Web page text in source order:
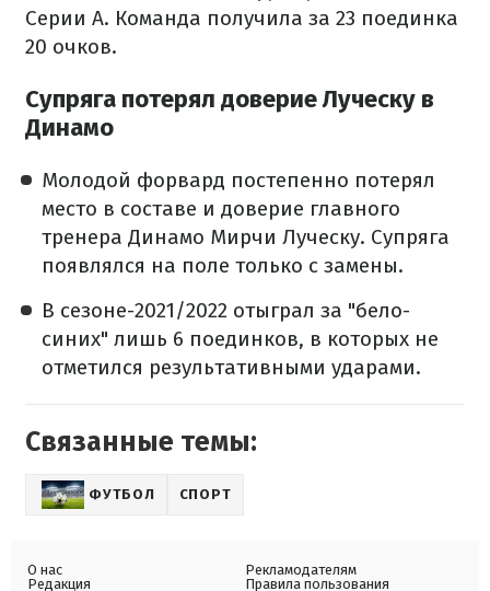
Серии А. Команда получила за 23 поединка
20 очков.
Супряга потерял доверие Луческу в
Динамо
Молодой форвард постепенно потерял
место в составе и доверие главного
тренера Динамо Мирчи Луческу. Супряга
появлялся на поле только с замены.
В сезоне-2021/2022 отыграл за "бело-
синих" лишь 6 поединков, в которых не
отметился результативными ударами.
Связанные темы:
ФУТБОЛ СПОРТ
О нас
Редакция
Рекламодателям
Правила пользования